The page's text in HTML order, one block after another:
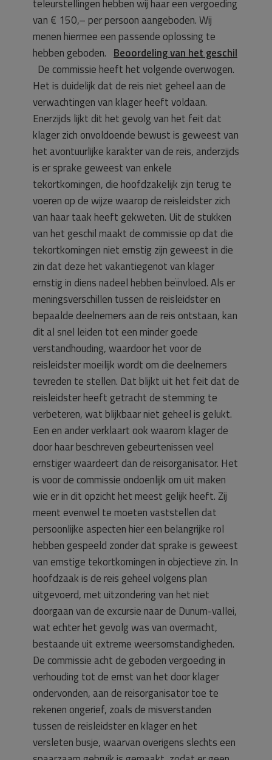
teleurstellingen hebben wij haar een vergoeding
van € 150,– per persoon aangeboden. Wij
menen hiermee een passende oplossing te
hebben geboden. Beoordeling van het geschil
De commissie heeft het volgende overwogen.
Het is duidelijk dat de reis niet geheel aan de
verwachtingen van klager heeft voldaan.
Enerzijds lijkt dit het gevolg van het feit dat
klager zich onvoldoende bewust is geweest van
het avontuurlijke karakter van de reis, anderzijds
is er sprake geweest van enkele
tekortkomingen, die hoofdzakelijk zijn terug te
voeren op de wijze waarop de reisleidster zich
van haar taak heeft gekweten. Uit de stukken
van het geschil maakt de commissie op dat die
tekortkomingen niet ernstig zijn geweest in die
zin dat deze het vakantiegenot van klager
ernstig in diens nadeel hebben beïnvloed. Als er
meningsverschillen tussen de reisleidster en
bepaalde deelnemers aan de reis ontstaan, kan
dit al snel leiden tot een minder goede
verstandhouding, waardoor het voor de
reisleidster moeilijk wordt om die deelnemers
tevreden te stellen. Dat blijkt uit het feit dat de
reisleidster heeft getracht de stemming te
verbeteren, wat blijkbaar niet geheel is gelukt.
Een en ander verklaart ook waarom klager de
door haar beschreven gebeurtenissen veel
ernstiger waardeert dan de reisorganisator. Het
is voor de commissie ondoenlijk om uit maken
wie er in dit opzicht het meest gelijk heeft. Zij
meent evenwel te moeten vaststellen dat
persoonlijke aspecten hier een belangrijke rol
hebben gespeeld zonder dat sprake is geweest
van ernstige tekortkomingen in objectieve zin. In
hoofdzaak is de reis geheel volgens plan
uitgevoerd, met uitzondering van het niet
doorgaan van de excursie naar de Dunum-vallei,
wat echter het gevolg was van overmacht,
bestaande uit extreme weersomstandigheden.
De commissie acht de geboden vergoeding in
verhouding tot de ernst van het door klager
ondervonden, aan de reisorganisator toe te
rekenen ongerief, zoals de misverstanden
tussen de reisleidster en klager en het
versleten busje, waarvan overigens slechts een